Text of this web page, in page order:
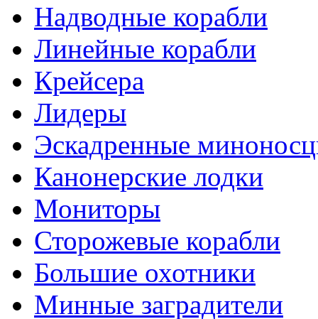
Надводные корабли
Линейные корабли
Крейсера
Лидеры
Эскадренные
Канонерские лодки
Мониторы
Сторожевые корабли
Большие охотники
Минные заградители